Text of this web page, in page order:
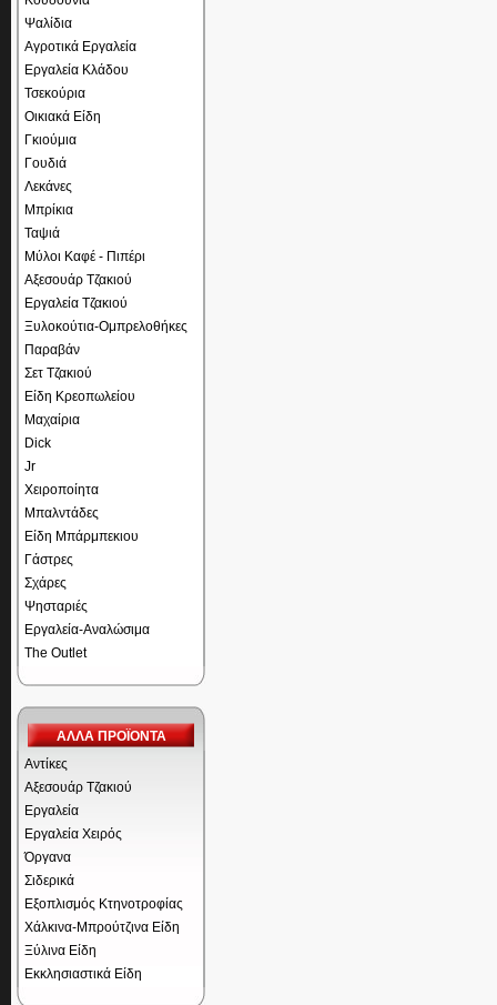
Ψαλίδια
Αγροτικά Εργαλεία
Εργαλεία Κλάδου
Τσεκούρια
Οικιακά Είδη
Γκιούμια
Γουδιά
Λεκάνες
Μπρίκια
Ταψιά
Μύλοι Καφέ - Πιπέρι
Αξεσουάρ Τζακιού
Εργαλεία Τζακιού
Ξυλοκούτια-Ομπρελοθήκες
Παραβάν
Σετ Τζακιού
Είδη Κρεοπωλείου
Μαχαίρια
Dick
Jr
Χειροποίητα
Μπαλντάδες
Είδη Μπάρμπεκιου
Γάστρες
Σχάρες
Ψησταριές
Εργαλεία-Αναλώσιμα
The Outlet
ΑΛΛΑ ΠΡΟΪΟΝΤΑ
Αντίκες
Αξεσουάρ Τζακιού
Εργαλεία
Εργαλεία Χειρός
Όργανα
Σιδερικά
Εξοπλισμός Κτηνοτροφίας
Χάλκινα-Μπρούτζινα Είδη
Ξύλινα Είδη
Εκκλησιαστικά Είδη